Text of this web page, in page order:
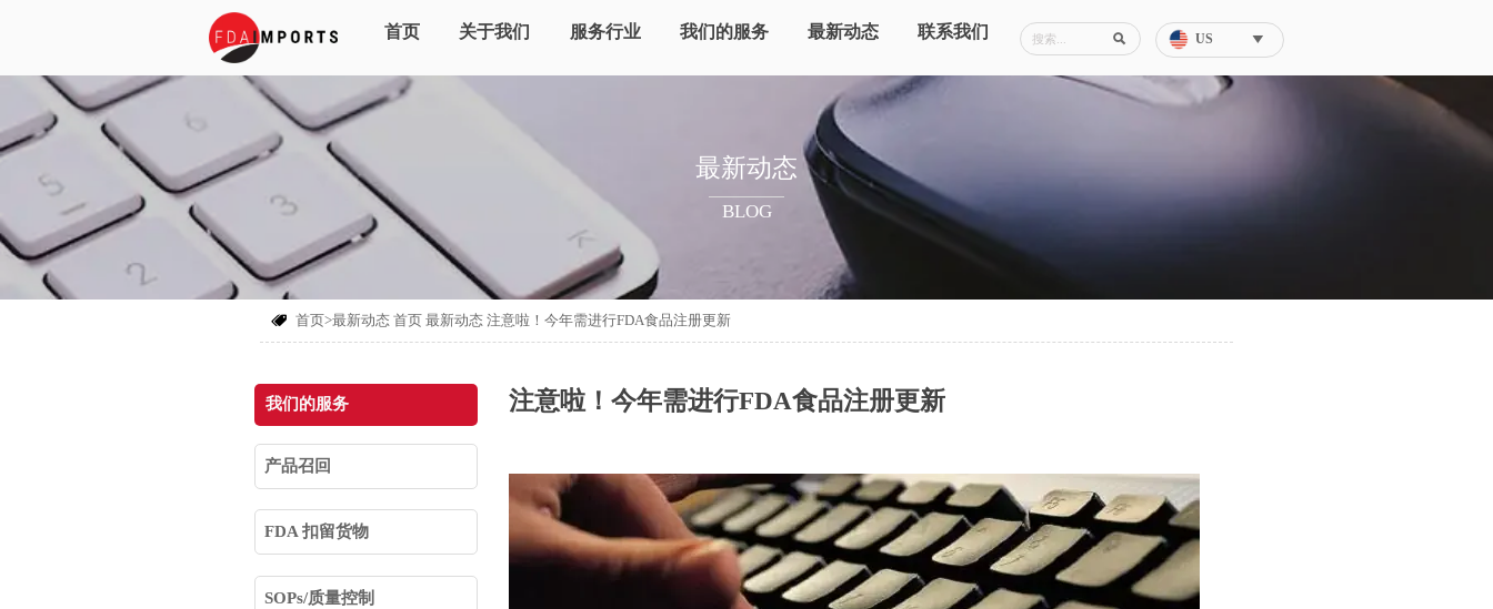
首页 关于我们 服务行业 我们的服务 最新动态 联系我们  US 
最新动态
BLOG
 首页>最新动态 首页 最新动态 注意啦！今年需进行FDA食品注册更新
我们的服务
产品召回
FDA 扣留货物
SOPs/质量控制
注意啦！今年需进行FDA食品注册更新